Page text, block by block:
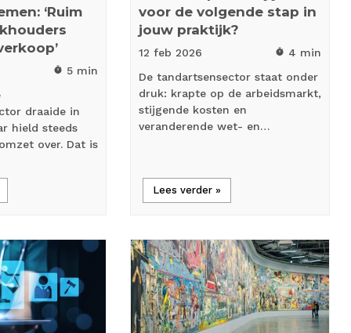
‘Ruim
timer 5 min
draaide in
hield steeds
over. Dat is
voor de volgende stap in
jouw praktijk?
12 feb 2026 timer 4 min
De tandartsensector staat onder
druk: krapte op de arbeidsmarkt,
stijgende kosten en
veranderende wet- en…
Lees verder »